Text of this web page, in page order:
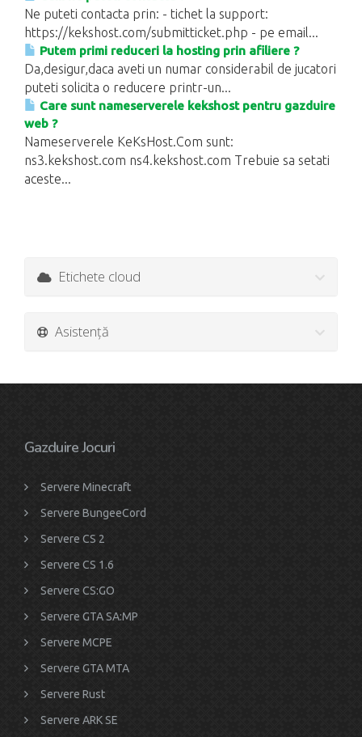
Ne puteti contacta prin: - tichet la support:
https://kekshost.com/submitticket.php - pe email...
Putem primi reduceri la hosting prin afiliere ?
Da,desigur,daca aveti un numar considerabil de jucatori
puteti solicita o reducere printr-un...
Care sunt nameserverele kekshost pentru gazduire
web ?
Nameserverele KeKsHost.Com sunt:
ns3.kekshost.com ns4.kekshost.com Trebuie sa setati
aceste...
Etichete cloud
Asistență
Gazduire Jocuri
Servere Minecraft
Servere BungeeCord
Servere CS 2
Servere CS 1.6
Servere CS:GO
Servere GTA SA:MP
Servere MCPE
Servere GTA MTA
Servere Rust
Servere ARK SE